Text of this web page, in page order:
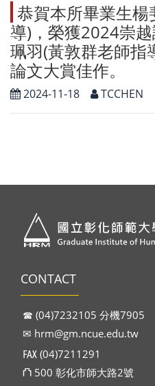
恭賀本所畢業生
導)，榮獲2024崇
珮羽(黃敦群老師指
論文大賞佳作。
2024-11-18 TCCHEN
CONTACT
☎︎ (04)7232105 分機7905
✉︎ hrm@gm.ncue.edu.tw
℻ (04)7211291
⛫ 500 彰化市師大路2號